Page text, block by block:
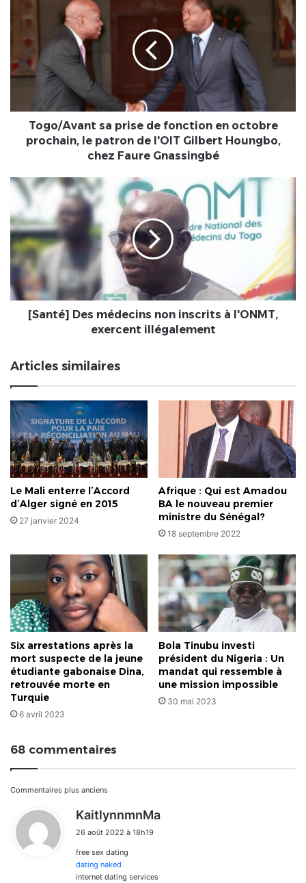
en
octobre
le
patron
Houngbo,
chez
Faure
Gnassingbé
Togo/Avant sa prise de fonction en octobre
prochain, le patron de l'OIT Gilbert Houngbo,
chez Faure Gnassingbé
[Santé]
Des
médecins
non
inscrits
l'ONMT,
exercent
illégalement
[Santé] Des médecins non inscrits à l'ONMT,
exercent illégalement
Articles similaires
Le Mali enterre l’Accord
d’Alger signé en 2015
27 janvier 2024
Afrique : Qui est Amadou
BA le nouveau premier
ministre du Sénégal?
18 septembre 2022
Six arrestations après la
mort suspecte de la jeune
étudiante gabonaise Dina,
retrouvée morte en
Turquie
6 avril 2023
Bola Tinubu investi
président du Nigeria : Un
mandat qui ressemble à
une mission impossible
30 mai 2023
68 commentaires
Navigation
dans
les
commentaires
Commentaires plus anciens
KaitlynnmnMa
26 août 2022 à 18h19
free sex dating
dating naked
internet dating services